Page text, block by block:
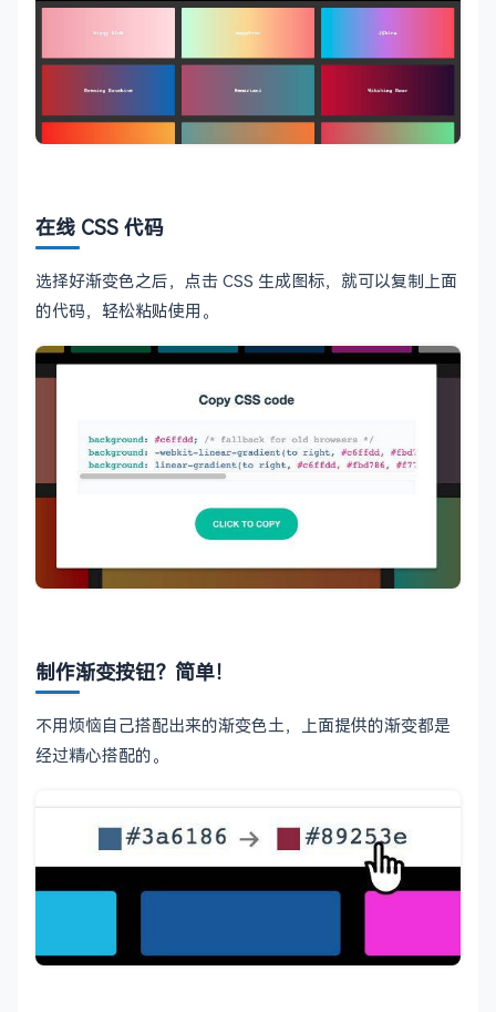
在线 CSS 代码
选择好渐变色之后，点击 CSS 生成图标，就可以复制上面
的代码，轻松粘贴使用。
制作渐变按钮？简单！
不用烦恼自己搭配出来的渐变色土，上面提供的渐变都是
经过精心搭配的。